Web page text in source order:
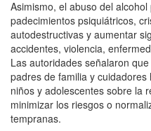
Asimismo, el abuso del
padecimientos psiquiátricos,
autodestructivas y aumentar
accidentes, violencia,
Las autoridades señalaron
padres de familia y
niños y adolescentes sobre la
minimizar los riesgos o
tempranas.